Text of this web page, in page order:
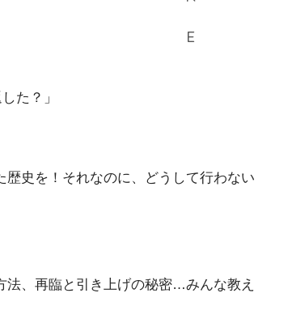
た？」
史を！それなのに、どうして行わない
法、再臨と引き上げの秘密…みんな教え